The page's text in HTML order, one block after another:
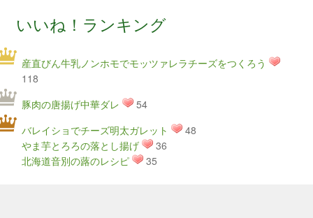
いいね！ランキング
産直びん牛乳ノンホモでモッツァレラチーズをつくろう
118
豚肉の唐揚げ中華ダレ
54
バレイショでチーズ明太ガレット
48
やま芋とろろの落とし揚げ
36
北海道音別の蕗のレシピ
35